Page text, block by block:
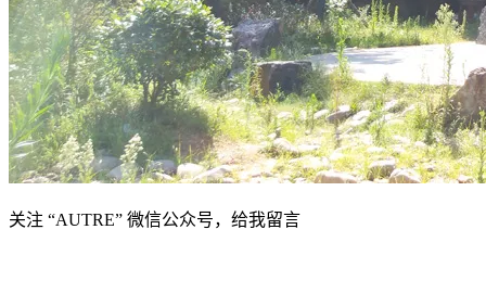
关注 “AUTRE” 微信公众号，给我留言